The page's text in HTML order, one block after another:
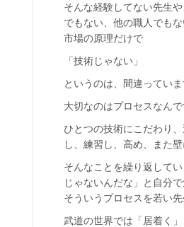
そんな経験してない先生
でもない、他の職人でも
市場の原理だけで
「技術じゃない」
というのは、間違っていま
大切なのはプロセスなんで
ひとつの技術にこだわり
し、練習し、高め、また
そんなことを繰り返して
じゃないんだな」と自分で
そういうプロセスを若い
武道の世界では「居着く」